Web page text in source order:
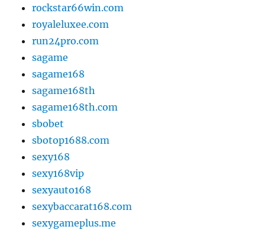
rockstar66win.com
royaleluxee.com
run24pro.com
sagame
sagame168
sagame168th
sagame168th.com
sbobet
sbotop1688.com
sexy168
sexy168vip
sexyauto168
sexybaccarat168.com
sexygameplus.me